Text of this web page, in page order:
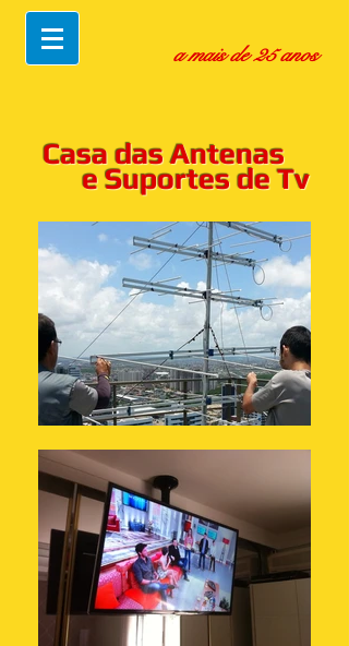
a mais de 25 anos
Casa das Antenas
e Suportes de Tv